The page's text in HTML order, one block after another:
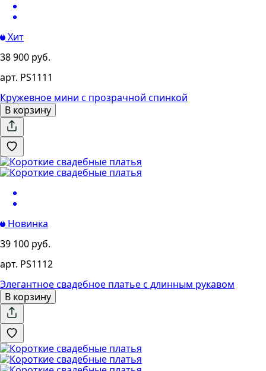
Хит
38 900 руб.
арт. PS1111
Кружевное мини с прозрачной спинкой
В корзину
Новинка
39 100 руб.
арт. PS1112
Элегантное свадебное платье с длинным рукавом
В корзину